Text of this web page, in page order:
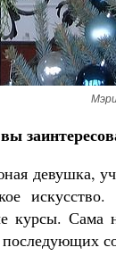
девушка,
курсы.
последующих